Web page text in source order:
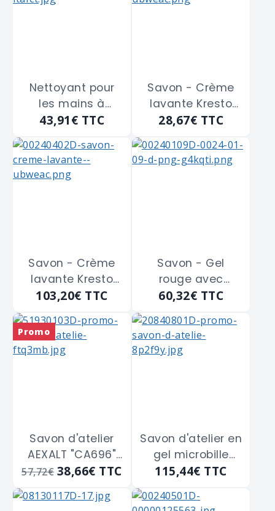
Nettoyant pour
les mains à
l'orange
"SORC4LTR" -
Recharge de 4L
43,91€ TTC
Savon - Crème
lavante Kresto
Citrus DEB ARMA
28,67€ TTC
Savon - Crème
lavante Kresto
Citrus DEB ARMA
103,20€ TTC
Savon - Gel
rouge avec
solvant DEB-
recharge de 4L
60,32€ TTC
Promo
Savon d'atelier
AEXALT "CA696"
gel microbilles
57,72€ 38,66€ TTC
Savon d'atelier en
gel microbille
AEXALT "CA696"
115,44€ TTC